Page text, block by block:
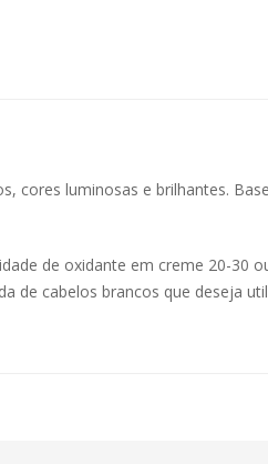
cores luminosas e brilhantes. Base
de oxidante em creme 20-30
de cabelos brancos que deseja